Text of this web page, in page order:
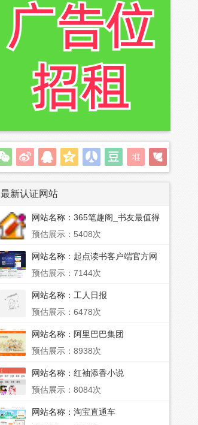
最新认证网站
网站名称： 365笔趣阁_书友最值得
预估展示：5408次
网站名称： 起点读书客户端官方网
预估展示：7144次
网站名称： 工人日报
预估展示：6478次
网站名称： 阿里巴巴集团
预估展示：8938次
网站名称： 红袖添香小说
预估展示：8084次
网站名称： 淘宝直通车